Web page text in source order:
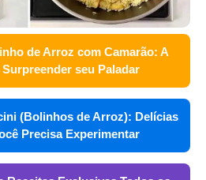
de Arroz com Camarão: A
seu Paladar
(Bolinhos de Arroz): Delícias
Precisa Experimentar